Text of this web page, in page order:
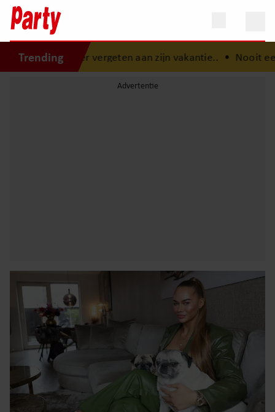
Trending
meer vergeten aan zijn vakantie..•Nooit eerder